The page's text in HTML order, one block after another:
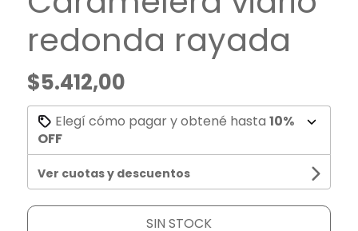
redonda rayada
$5.412,00
Elegí cómo pagar y obtené hasta 10%
OFF
Ver cuotas y descuentos
SIN STOCK